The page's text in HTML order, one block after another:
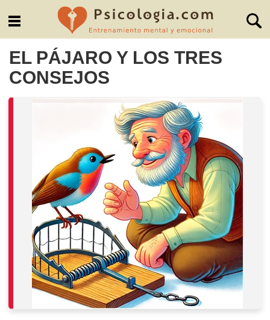
EL PÁJARO Y LOS TRES
CONSEJOS